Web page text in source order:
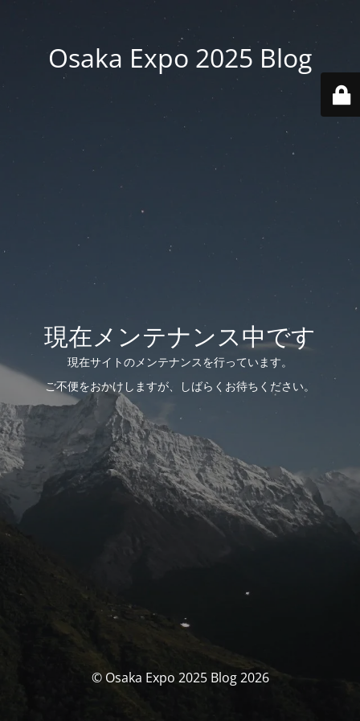
Osaka Expo 2025 Blog
現在メンテナンス中です
現在サイトのメンテナンスを行っています。
ご不便をおかけしますが、しばらくお待ちください。
© Osaka Expo 2025 Blog 2026